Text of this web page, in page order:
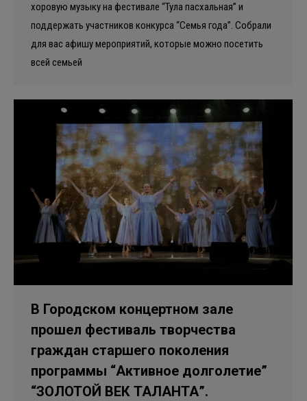
хоровую музыку на фестивале “Тула пасхальная” и
поддержать участников конкурса “Семья года”. Собрали
для вас афишу мероприятий, которые можно посетить
всей семьей
В Городском концертном зале
прошел фестиваль творчества
граждан старшего поколения
программы “Активное долголетие”
“ЗОЛОТОЙ ВЕК ТАЛАНТА”.